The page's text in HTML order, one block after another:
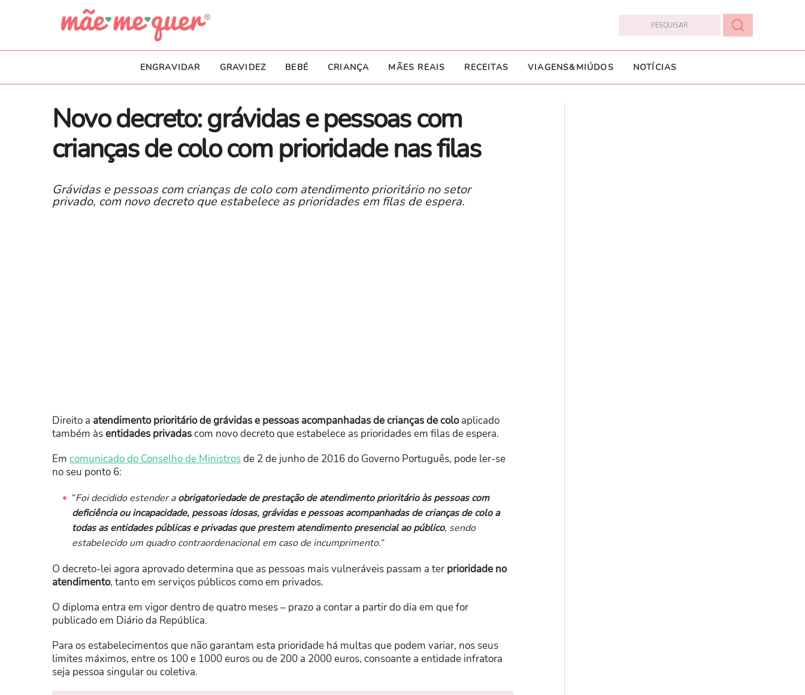
ENGRAVIDAR GRAVIDEZ BEBÉ CRIANÇA MÃES REAIS RECEITAS VIAGENS&MIÚDOS NOTÍCIAS
Novo decreto: grávidas e pessoas com
crianças de colo com prioridade nas filas
Grávidas e pessoas com crianças de colo com atendimento prioritário no setor
privado, com novo decreto que estabelece as prioridades em filas de espera.
Direito a atendimento prioritário de grávidas e pessoas acompanhadas de crianças de coloaplicado
também àsentidades privadascom novo decreto que estabelece as prioridades em filas de espera.
Em comunicado do Conselho de Ministrosde 2 de junho de 2016 do Governo Português, pode ler-se
no seu ponto 6:
“Foi decidido estender aobrigatoriedade de prestação de atendimento prioritário às pessoas com
deficiência ou incapacidade, pessoas idosas, grávidas e pessoas acompanhadas de crianças de colo a
todas as entidades públicas e privadas que prestem atendimento presencial ao público, sendo
estabelecido um quadro contraordenacional em caso de incumprimento.”
O decreto-lei agora aprovado determina que as pessoas mais vulneráveis passam a ter prioridade no
atendimento, tanto em serviços públicos como em privados.
O diploma entra em vigor dentro de quatro meses – prazo a contar a partir do dia em que for
publicado em Diário da República.
Para os estabelecimentos que não garantam esta prioridade há multas que podem variar, nos seus
limites máximos, entre os 100 e 1000 euros ou de 200 a 2000 euros, consoante a entidade infratora
seja pessoa singular ou coletiva.